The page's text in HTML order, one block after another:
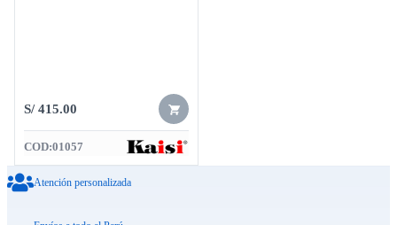
S/415.00
COD:01057
Atención personalizada